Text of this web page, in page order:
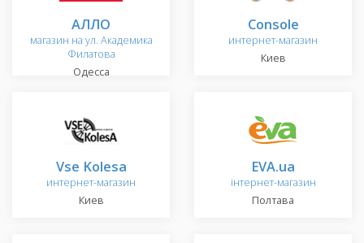
АЛЛО
магазин на ул. Академика
Филатова
Одесса
Console
интернет-магазин
Киев
Vse Kolesa
интернет-магазин
Киев
EVA.ua
інтернет-магазин
Полтава